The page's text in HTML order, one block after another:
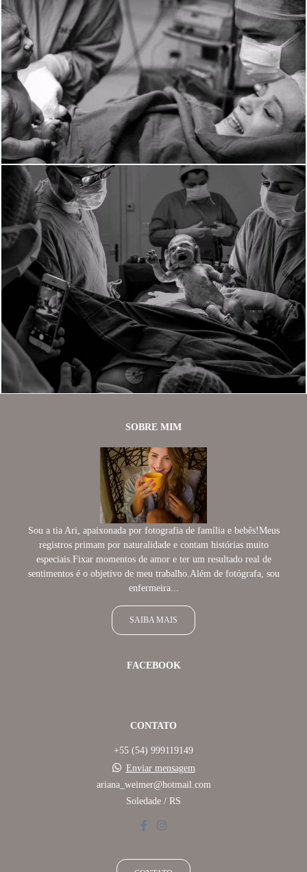
1559 0
1453 0
SOBRE MIM
Sou a tia Ari, apaixonada por fotografia de família e bebês!Meus
registros primam por naturalidade e contam histórias muito
especiais.Fixar momentos de amor e ter um resultado real de
sentimentos é o objetivo de meu trabalho.Além de fotógrafa, sou
enfermeira...
SAIBA MAIS
FACEBOOK
CONTATO
+55 (54) 999119149
Enviar mensagem
ariana_weimer@hotmail.com
Soledade / RS